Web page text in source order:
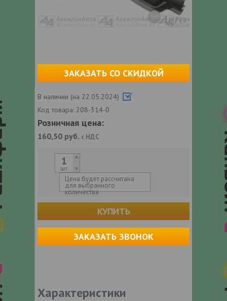
ЗАКАЗАТЬ СО СКИДКОЙ
В наличии (на 22.05.2024)
Код товара: 208-314-0
Розничная цена:
160,50 руб. с НДС
шт.
Цена будет рассчитана
для выбранного
количества
КУПИТЬ
ЗАКАЗАТЬ ЗВОНОК
Характеристики